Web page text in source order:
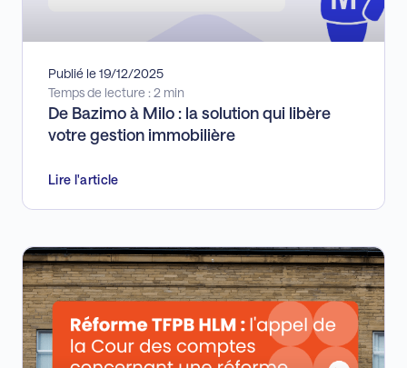
Publié le 19/12/2025
Temps de lecture : 2 min
De Bazimo à Milo : la solution qui libère
votre gestion immobilière
Lire l'article